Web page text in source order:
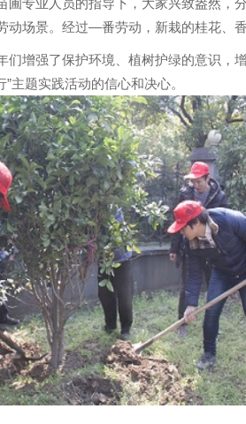
圃专业人员的指导下，大家兴致盎然，
动场景。经过—番劳动，新栽的桂花、
们增强了保护环境、植树护绿的意识，
”主题实践活动的信心和决心。